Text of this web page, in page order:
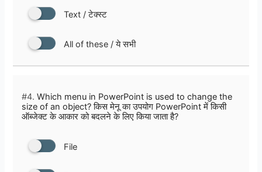
Text / टेक्स्ट
All of these / ये सभी
#4. Which menu in PowerPoint is used to change the
size of an object? किस मेनू का उपयोग PowerPoint में किसी
ऑब्जेक्ट के आकार को बदलने के लिए किया जाता है?
File